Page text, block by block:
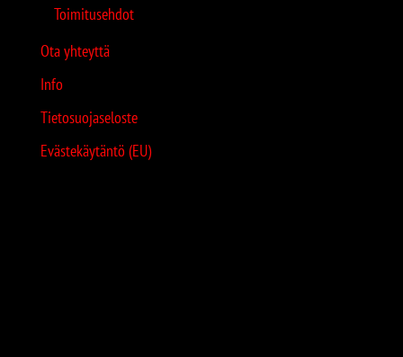
Toimitusehdot
Ota yhteyttä
Info
Tietosuojaseloste
Evästekäytäntö (EU)